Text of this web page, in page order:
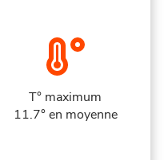
T° maximum
11.7° en moyenne